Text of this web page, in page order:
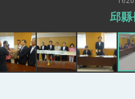
外交部長林佳龍
會」訪問團一行
臺美經貿談判獲
成「臺美對等貿
邱縣